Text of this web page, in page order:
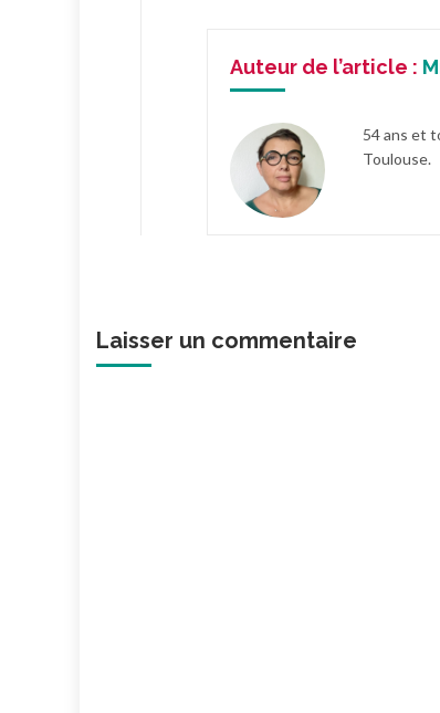
Auteur de l’article :
54 ans et
Toulouse.
Laisser un commentaire